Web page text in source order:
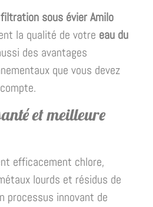
sous évier Amilo
la qualité de votre eau du
des avantages
que vous devez
et meilleure
efficacement chlore,
lourds et résidus de
processus innovant de